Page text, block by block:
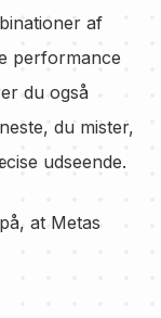
af
performance
du også
du mister,
udseende.
at Metas